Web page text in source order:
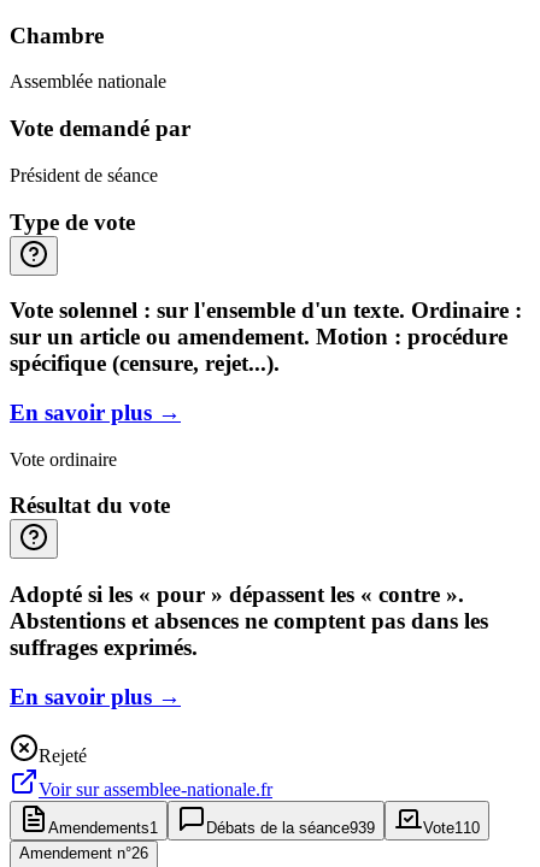
Chambre
Assemblée nationale
Vote demandé par
Président de séance
Type de vote
Vote solennel : sur l'ensemble d'un texte. Ordinaire :
sur un article ou amendement. Motion : procédure
spécifique (censure, rejet...).
En savoir plus →
Vote ordinaire
Résultat du vote
Adopté si les « pour » dépassent les « contre ».
Abstentions et absences ne comptent pas dans les
suffrages exprimés.
En savoir plus →
Rejeté
Voir surassemblee-nationale.fr
Amendements1 Débats de la séance939 Vote110
Amendement n°26